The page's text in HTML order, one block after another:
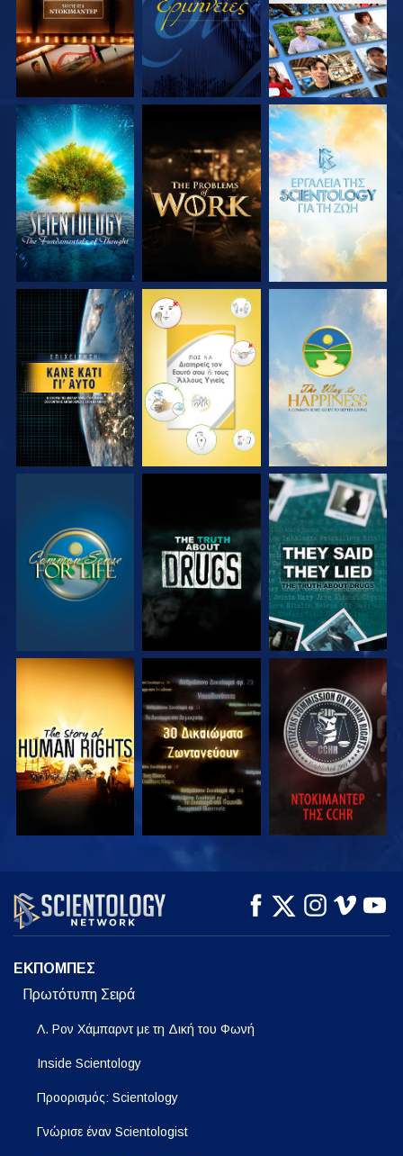
ΕΞΕΡΕΥΝΗΣΤΕ ΤΗ
ΣΕΙΡΑ
ΕΞΕΡΕΥΝΗΣΤΕ ΤΗ
ΣΕΙΡΑ
ΕΞΕΡΕΥΝΗΣΤΕ ΤΗ
ΣΕΙΡΑ
ΠΑΡΑΚΟΛΟΥΘΗΣΤΕ ΠΑΡΑΚΟΛΟΥΘΗΣΤΕ ΠΑΡΑΚΟΛΟΥΘΗΣΤΕ
ΠΑΡΑΚΟΛΟΥΘΗΣΤΕ ΠΑΡΑΚΟΛΟΥΘΗΣΤΕ ΠΑΡΑΚΟΛΟΥΘΗΣΤΕ
ΠΑΡΑΚΟΛΟΥΘΗΣΤΕ ΠΑΡΑΚΟΛΟΥΘΗΣΤΕ ΠΑΡΑΚΟΛΟΥΘΗΣΤΕ
ΠΑΡΑΚΟΛΟΥΘΗΣΤΕ ΠΑΡΑΚΟΛΟΥΘΗΣΤΕ
ΕΞΕΡΕΥΝΗΣΤΕ ΤΗ
ΣΕΙΡΑ
ΕΚΠΟΜΠΕΣ
Πρωτότυπη Σειρά
Λ. Ρον Χάμπαρντ με τη Δική του Φωνή
Inside Scientology
Προορισμός: Scientology
Γνώρισε έναν Scientologist